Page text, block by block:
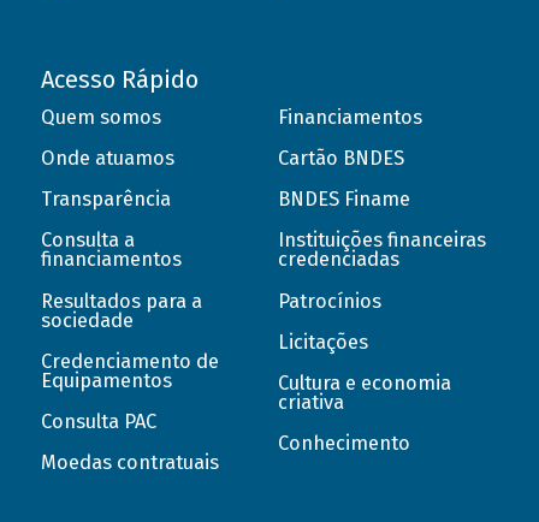
Acesso Rápido
Quem somos
Onde atuamos
Transparência
Consulta a
financiamentos
Resultados para a
sociedade
Credenciamento de
Equipamentos
Consulta PAC
Moedas contratuais
Financiamentos
Cartão BNDES
BNDES Finame
Instituições financeiras
credenciadas
Patrocínios
Licitações
Cultura e economia
criativa
Conhecimento